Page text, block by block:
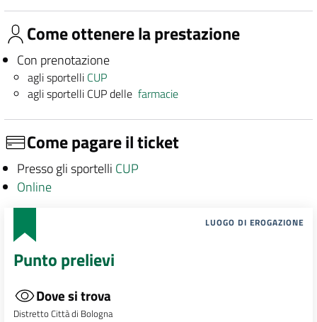
Come ottenere la prestazione
Con prenotazione
agli sportelli CUP
agli sportelli CUP dellefarmacie
Come pagare il ticket
Presso gli sportelli CUP
Online
LUOGO DI EROGAZIONE
Punto prelievi
Dove si trova
Distretto Città di Bologna